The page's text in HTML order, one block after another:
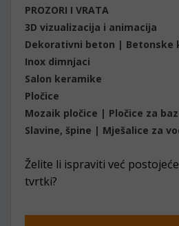
PROZORI I VRATA
3D vizualizacija i animacija
Dekorativni beton | Betonske
Inox dimnjaci
Salon keramike
Pločice
Mozaik pločice | Pločice za
Slavine, špine | Mješalice za
Želite li ispraviti već
tvrtki?